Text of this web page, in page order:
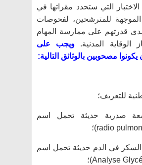
الاختبار التي ستحدد مقراتها في
الموجهة للمترشحين، لفحوصات
قدرتهم على ممارسة المهام
الوقاية المدنية. ويجب على
مصحوبين بالوثائق التالية:
للتعريف؛
صدرية حديثة تحمل اسم
السكر في الدم حديثة تحمل اسم